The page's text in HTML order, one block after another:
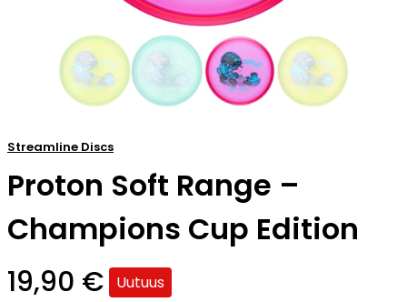
Streamline Discs
Proton Soft Range –
Champions Cup Edition
19,90 € Uutuus